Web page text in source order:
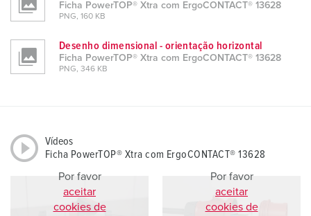
Ficha PowerTOP® Xtra com ErgoCONTACT® 13628
PNG, 160 KB
Desenho dimensional - orientação horizontal
Ficha PowerTOP® Xtra com ErgoCONTACT® 13628
PNG, 346 KB
Vídeos
Ficha PowerTOP® Xtra com ErgoCONTACT® 13628
Por favor
aceitar
cookies de
Por favor
aceitar
cookies de